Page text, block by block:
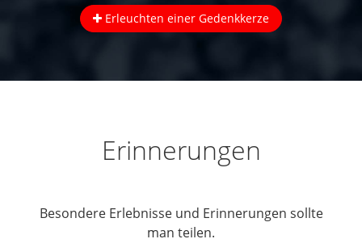
Erleuchten einer Gedenkkerze
Erinnerungen
Besondere Erlebnisse und Erinnerungen sollte
man teilen.